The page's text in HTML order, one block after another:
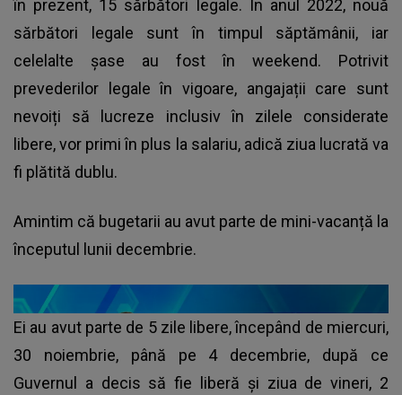
în prezent, 15 sărbători legale. În anul 2022, nouă
sărbători legale sunt în timpul săptămânii, iar
celelalte șase au fost în weekend. Potrivit
prevederilor legale în vigoare, angajații care sunt
nevoiți să lucreze inclusiv în zilele considerate
libere, vor primi în plus la salariu, adică ziua lucrată va
fi plătită dublu.
Amintim că bugetarii au avut parte de mini-vacanță la
începutul lunii decembrie.
Ei au avut parte de 5 zile libere, începând de miercuri,
30 noiembrie, până pe 4 decembrie, după ce
Guvernul a decis să fie liberă și ziua de vineri, 2